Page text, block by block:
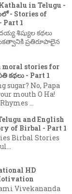
in Telugu -
- Stories of
1
శిష్యుల కథలు
ప్రతిరూపాలైన
moral stories for
- Part 1
sugar? No, Papa
mouth O Ha!
...
and English
of Birbal - Part 1
Birbal Stories
HD
Vivekananda